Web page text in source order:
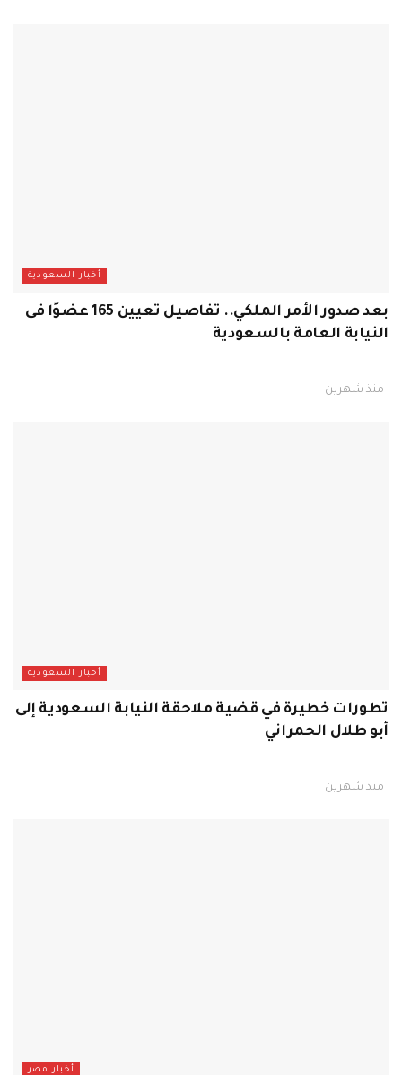
أخبار السعودية
بعد صدور الأمر الملكي.. تفاصيل تعيين 165 عضوًا فى
النيابة العامة بالسعودية
منذ شهرين
أخبار السعودية
تطورات خطيرة في قضية ملاحقة النيابة السعودية إلى
أبو طلال الحمراني
منذ شهرين
أخبار مصر